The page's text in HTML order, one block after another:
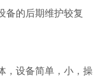
备的后期维护较复
，设备简单，小，操